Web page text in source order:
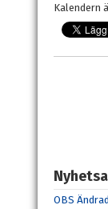
Kalendern
OBS